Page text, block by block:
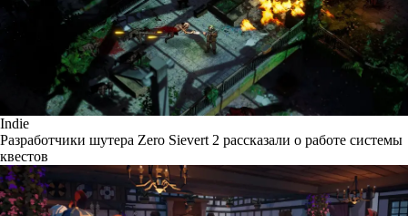
Indie
Разработчики шутера Zero Sievert 2 рассказали о работе системы
квестов